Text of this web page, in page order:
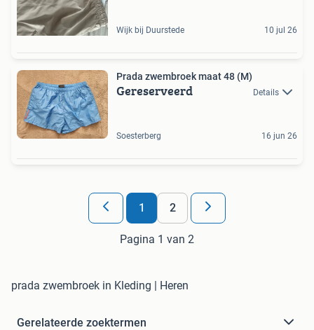
Wijk bij Duurstede 10 jul 26
Prada zwembroek maat 48 (M)
Gereserveerd Details
Soesterberg 16 jun 26
1 2
Pagina 1 van 2
prada zwembroek in Kleding | Heren
Gerelateerde zoektermen